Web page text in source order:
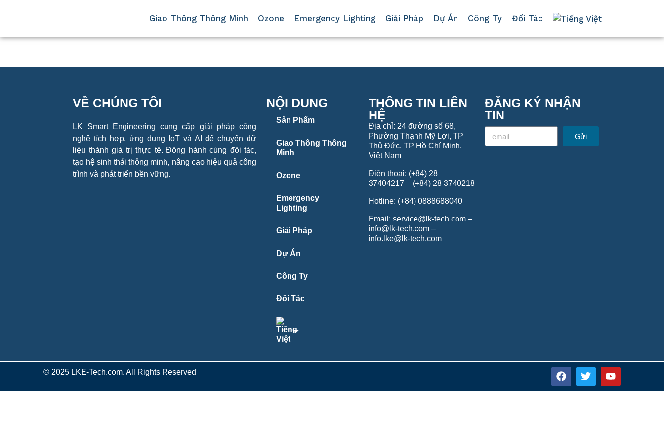
Giao Thông Thông Minh Ozone Emergency Lighting Giải Pháp Dự Án Công Ty Đối Tác
VỀ CHÚNG TÔI
LK Smart Engineering cung cấp giải pháp công
nghệ tích hợp, ứng dụng IoT và AI để chuyển dữ
liệu thành giá trị thực tế. Đồng hành cùng đối tác,
tạo hệ sinh thái thông minh, nâng cao hiệu quả công
trình và phát triển bền vững.
NỘI DUNG
Sản Phẩm
Giao Thông Thông
Minh
Ozone
Emergency
Lighting
Giải Pháp
Dự Án
Công Ty
Đối Tác
THÔNG TIN LIÊN
HỆ
Địa chỉ: 24 đường số 68,
Phường Thạnh Mỹ Lợi, TP
Thủ Đức, TP Hồ Chí Minh,
Việt Nam
Điện thoại: (+84) 28
37404217 – (+84) 28 3740218
Hotline: (+84) 0888688040
Email: service@lk-tech.com –
info@lk-tech.com –
info.lke@lk-tech.com
ĐĂNG KÝ NHẬN
TIN
Gửi
© 2025 LKE-Tech.com. All Rights Reserved